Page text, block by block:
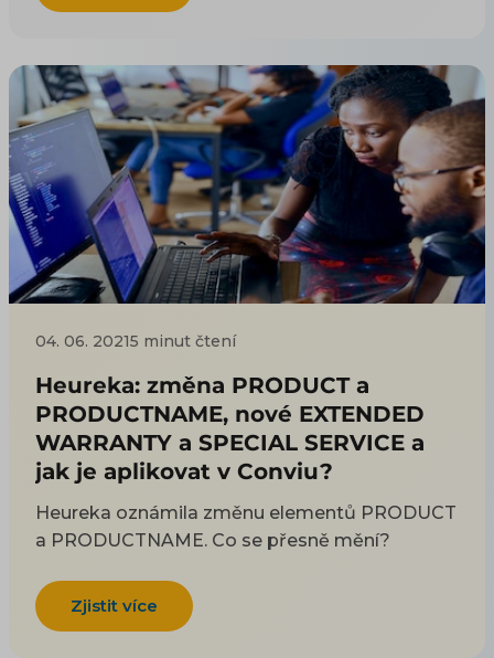
04. 06. 20215 minut čtení
Heureka: změna PRODUCT a
PRODUCTNAME, nové EXTENDED
WARRANTY a SPECIAL SERVICE a
jak je aplikovat v Conviu?
Heureka oznámila změnu elementů PRODUCT
a PRODUCTNAME. Co se přesně mění?
Zjistit více